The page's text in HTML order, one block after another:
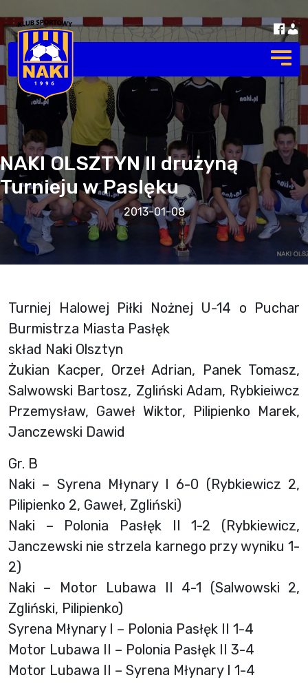
NAKI OLSZTYN II drużyną
Turnieju w Paslęku
2013-01-08
Turniej Halowej Piłki Nożnej U-14 o Puchar
Burmistrza Miasta Pasłęk
skład Naki Olsztyn
Żukian Kacper, Orzeł Adrian, Panek Tomasz,
Salwowski Bartosz, Zgliński Adam, Rybkieiwcz
Przemysław, Gaweł Wiktor, Pilipienko Marek,
Janczewski Dawid
Gr. B
Naki – Syrena Młynary I 6-0 (Rybkiewicz 2,
Pilipienko 2, Gaweł, Zgliński)
Naki – Polonia Pasłęk II 1-2 (Rybkiewicz,
Janczewski nie strzela karnego przy wyniku 1-
2)
Naki – Motor Lubawa II 4-1 (Salwowski 2,
Zgliński, Pilipienko)
Syrena Młynary I – Polonia Pasłęk II 1-4
Motor Lubawa II – Polonia Pasłęk II 3-4
Motor Lubawa II – Syrena Młynary I 1-4